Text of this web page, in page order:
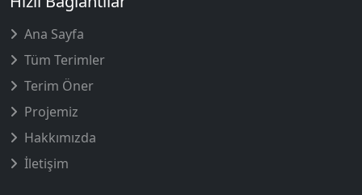
Ana Sayfa
Tüm Terimler
Terim Öner
Projemiz
Hakkımızda
İletişim